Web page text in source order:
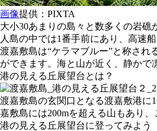
画像提供：PIXTA
大小30あまりの島々と数多くの岩
人島の中では1番手前にあり、高速
渡嘉敷島は“ケラマブルー”と称さ
ができます。海と山が近く、静かで
港の見える丘展望台とは？
渡嘉敷島の玄関口となる渡嘉敷港に
嘉敷島には200mを超える山もあり
港の見える丘展望台に登ってみよう